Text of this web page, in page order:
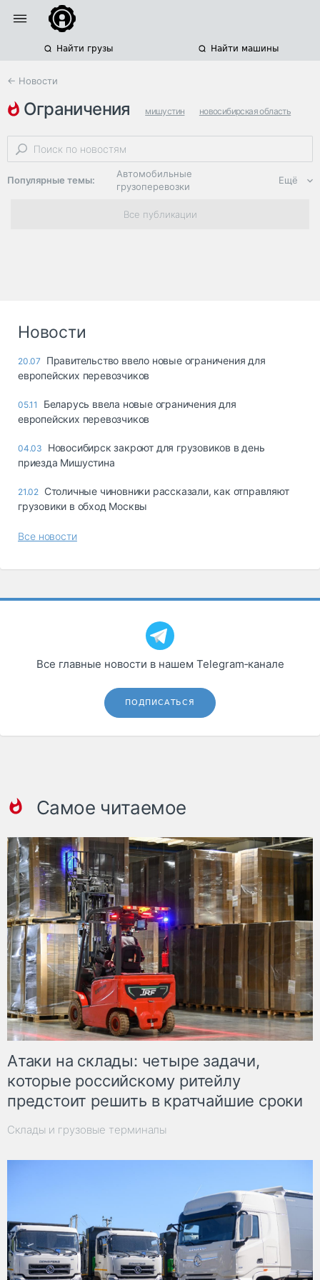
Найти грузы Найти машины
← Новости
ограничения мишустин новосибирская область
автомобильные грузоперевозки
Популярные темы:
Автомобильные
грузоперевозки
Региональная
логистика
опасные грузы
страхование
Склады и
Коммерческий
транспорт
Топливо, масла и
Ещё
Все публикации
Новости
20.07
Правительство ввело новые ограничения для
европейских перевозчиков
05.11
Беларусь ввела новые ограничения для
европейских перевозчиков
04.03
Новосибирск закроют для грузовиков в день
приезда Мишустина
21.02 Столичные чиновники рассказали, как отправляют
грузовики в обход Москвы
Все новости
Все главные новости в нашем Telegram‑канале
ПОДПИСАТЬСЯ
Самое читаемое
Атаки на склады: четыре задачи,
которые российскому ритейлу
предстоит решить в кратчайшие сроки
Склады и грузовые терминалы